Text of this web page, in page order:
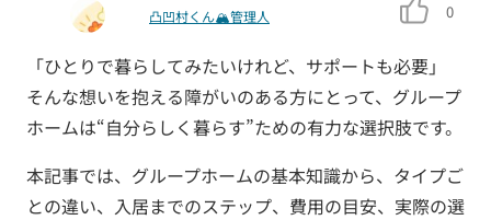
凸凹村くん🏔管理人 0
「ひとりで暮らしてみたいけれど、サポートも必要」
そんな想いを抱える障がいのある方にとって、グループ
ホームは“自分らしく暮らす”ための有力な選択肢です。
本記事では、グループホームの基本知識から、タイプご
との違い、入居までのステップ、費用の目安、実際の選